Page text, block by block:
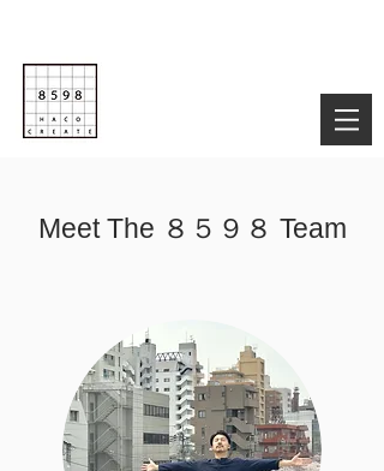
Meet The ８５９８ Team